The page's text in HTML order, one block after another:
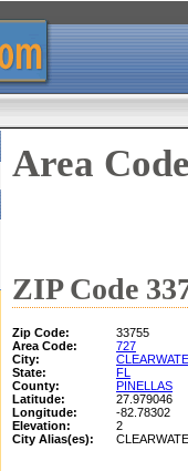
Area
ZIP Code
Zip Code:
33755
Area Code:
727
City:
State:
FL
County:
PINELLAS
Latitude:
27.979046
Longitude:
-82.78302
Elevation:
2
City Alias(es):